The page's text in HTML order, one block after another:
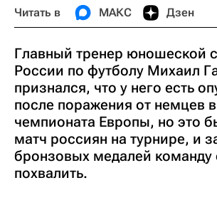
Читать в МАКС Дзен
Главный тренер юношеской
России по футболу Михаил
признался, что у него есть
после поражения от немцев
чемпионата Европы, но это
матч россиян на турнире, и
бронзовых медалей команду
похвалить.